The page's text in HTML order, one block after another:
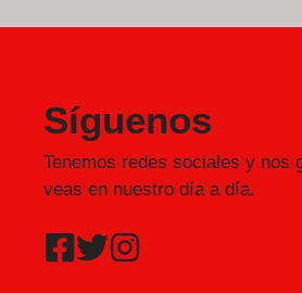
Síguenos
Tenemos redes sociales y nos
veas en nuestro día a día.